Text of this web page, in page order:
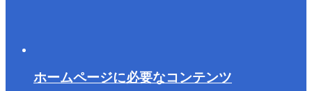
ホームページに必要なコンテンツ